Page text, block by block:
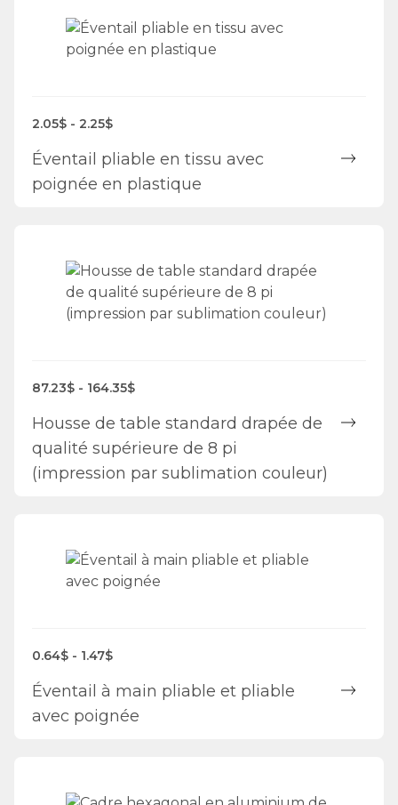
2.05$ - 2.25$
Éventail pliable en tissu avec
poignée en plastique
87.23$ - 164.35$
Housse de table standard drapée de
qualité supérieure de 8 pi
(impression par sublimation couleur)
0.64$ - 1.47$
Éventail à main pliable et pliable
avec poignée